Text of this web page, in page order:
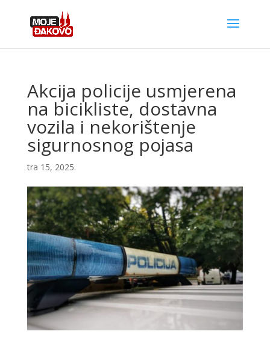
Akcija policije usmjerena
na bicikliste, dostavna
vozila i nekorištenje
sigurnosnog pojasa
tra 15, 2025.